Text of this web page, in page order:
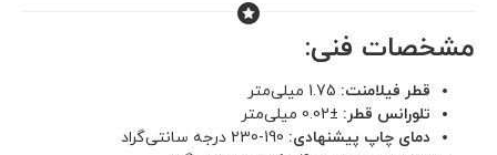
مشخصات فنی:
قطر فیلامنت:
تلورانس قطر: ±0.02 میلی‌متر
دمای چاپ پیشنهادی: